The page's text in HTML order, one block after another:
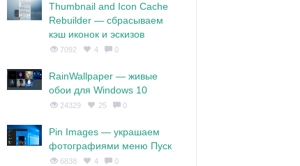
Thumbnail and Icon Cache
Rebuilder — сбрасываем
кэш иконок и эскизов
7092 4 0
RainWallpaper — живые
обои для Windows 10
24329 25 0
Pin Images — украшаем
фотографиями меню Пуск
6838 4 0